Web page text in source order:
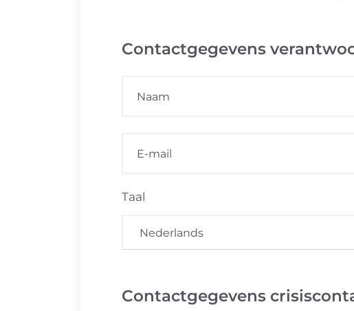
Contactgegevens
Taal
Contactgegevens